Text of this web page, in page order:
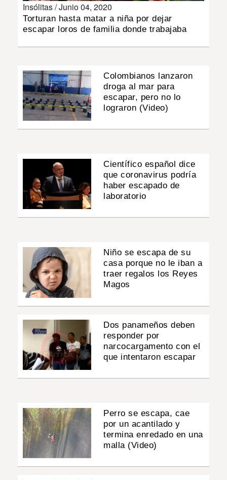
Insólitas /Junio 04, 2020
Torturan hasta matar a niña por dejar
escapar loros de familia donde trabajaba
Colombianos lanzaron
droga al mar para
escapar, pero no lo
lograron (Video)
Científico español dice
que coronavirus podría
haber escapado de
laboratorio
Niño se escapa de su
casa porque no le iban a
traer regalos los Reyes
Magos
Dos panameños deben
responder por
narcocargamento con el
que intentaron escapar
Perro se escapa, cae
por un acantilado y
termina enredado en una
malla (Video)